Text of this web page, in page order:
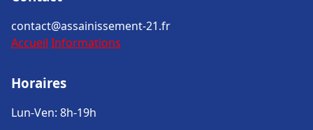
contact@assainissement-21.fr
Accueil Informations
Horaires
Lun-Ven: 8h-19h